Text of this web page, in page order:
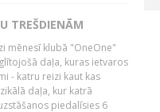
TREŠDIENĀM
mēnesī klubā "OneOne"
daļa, kuras ietvaros
- katru reizi kaut kas
daļa, kur katrā
piedalīsies 6